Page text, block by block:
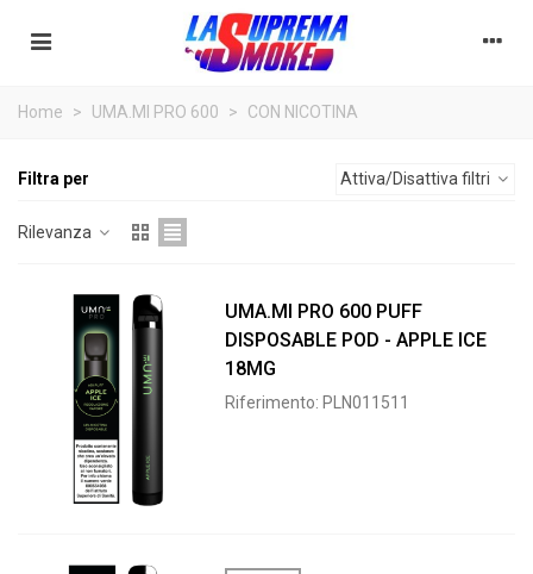
Home > UMA.MI PRO 600 > CON NICOTINA
Filtra per Attiva/Disattiva filtri
Rilevanza
UMA.MI PRO 600 PUFF
DISPOSABLE POD - APPLE ICE
18MG
Riferimento: PLN011511